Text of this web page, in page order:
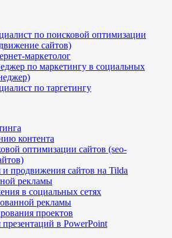
по поисковой оптимизации
сайтов)
маркетолог
по маркетингу в социальных
по таргетингу
контента
оптимизации сайтов (seo-
и продвижения сайтов на Tilda
рекламы
в социальных сетях
рекламы
проектов
в PowerPoint